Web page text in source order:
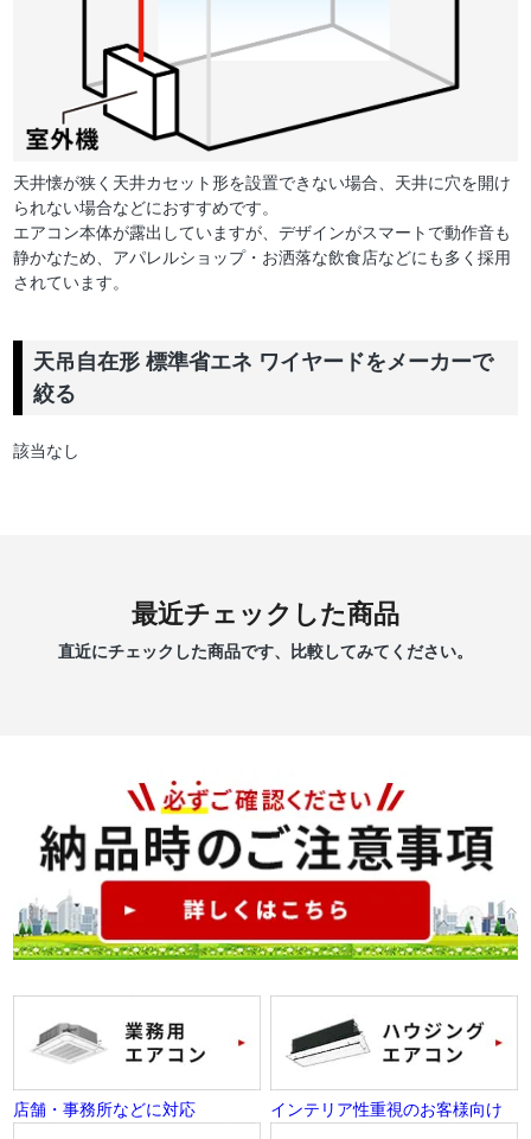
天井懐が狭く天井カセット形を設置できない場合、天井に穴を開け
られない場合などにおすすめです。
エアコン本体が露出していますが、デザインがスマートで動作音も
静かなため、アパレルショップ・お洒落な飲食店などにも多く採用
されています。
天吊自在形 標準省エネ ワイヤードをメーカーで
絞る
該当なし
最近チェックした商品
直近にチェックした商品です、比較してみてください。
店舗・事務所などに対応 インテリア性重視のお客様向け